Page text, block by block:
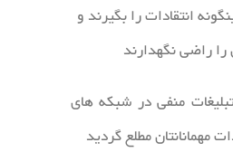
انتقادات را بگیرند و
را راضی نگهدارند
منفی در شبکه های
مهمانانتان مطلع گردید